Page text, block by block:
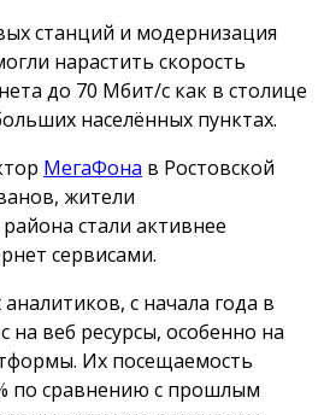
станций и модернизация
нарастить скорость
до 70 Мбит/с как в столице
населённых пунктах.
МегаФона в Ростовской
жители
стали активнее
сервисами.
с начала года в
на веб ресурсы, особенно на
Их посещаемость
по сравнению с прошлым